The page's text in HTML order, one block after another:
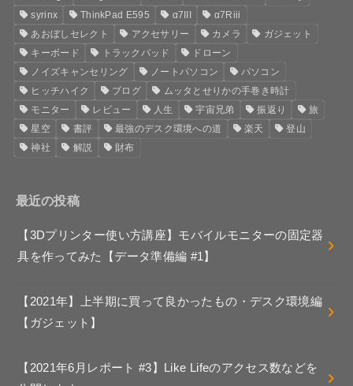
syrinx
ThinkPad E595 α7III
α7Riii
あおぼしセレクト
アクセサリー カメラ
ガジェット
キーボード
トラックパッド
ドローン
ノイズキャンセリング
ノートパソコン
パソコン
ヒッチハイク
ブログ
ムッタとせりかの手巻き時計
モニター
レビュー 人生 宇宙兄弟 振返り
旅
星空
書評 最強のデスク環境への道 楽天
登山
神社
解説 財布
最近の投稿
【3Dプリンター使い方講座】モバイルモニターの固定器
具を作ってみた【データ準備編 #1】
【2021年】上半期に買って良かったもの・デスク環境編
【ガジェット】
【2021年6月レポート #3】Like Lifeのアクセス数などを